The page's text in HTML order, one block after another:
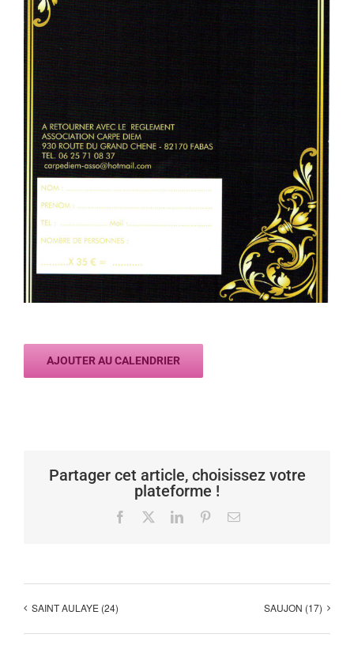
AJOUTER AU CALENDRIER
Partager cet article, choisissez votre
plateforme !
Facebook LinkedInPinterestEmail
SAINT AULAYE (24) SAUJON (17)